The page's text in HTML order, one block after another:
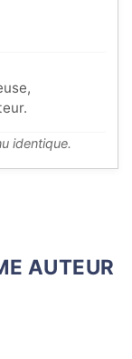
identique.
AUTEUR